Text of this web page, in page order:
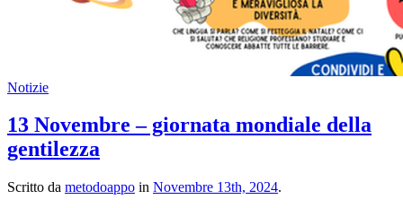
Notizie
13 Novembre – giornata mondiale della
gentilezza
Scritto da metodoappo in Novembre 13th, 2024.